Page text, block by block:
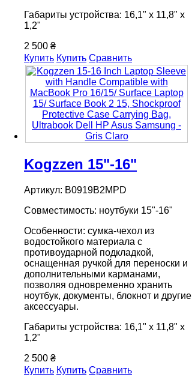
Габариты устройства: 16,1" x 11,8" x
1,2"
2 500 ₴
Купить Купить Сравнить
Kogzzen 15"-16"
Артикул: B0919B2MPD
Совместимость: ноутбуки 15"-16"
Особенности: сумка-чехол из
водостойкого материала с
противоударной подкладкой,
оснащенная ручкой для переноски и
дополнительными карманами,
позволяя одновременно хранить
ноутбук, документы, блокнот и другие
аксессуары.
Габариты устройства: 16,1" x 11,8" x
1,2"
2 500 ₴
Купить Купить Сравнить